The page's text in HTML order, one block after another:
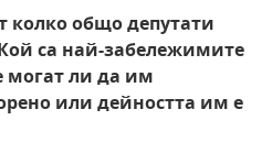
колко общо депутати
са най-забележимите
могат ли да им
или дейността им е